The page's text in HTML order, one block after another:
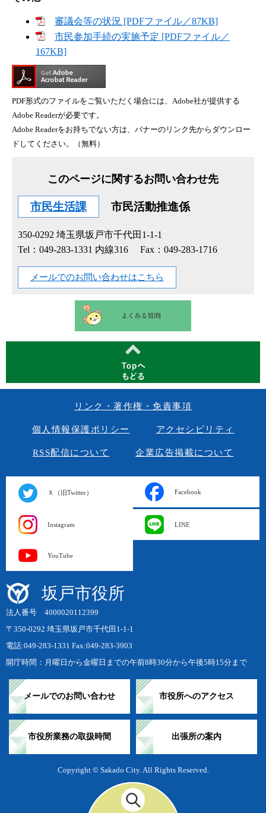
審議会等の状況 [PDFファイル／87KB]
市民参加手続の実施予定 [PDFファイル／
167KB]
PDF形式のファイルをご覧いただく場合には、Adobe社が提供する
Adobe Readerが必要です。
Adobe Readerをお持ちでない方は、バナーのリンク先からダウンロー
ドしてください。（無料）
このページに関するお問い合わせ先
市民生活課 市民活動推進係
350-0292 埼玉県坂戸市千代田1-1-1
Tel：049-283-1331 内線316
Fax：049-283-1716
メールでのお問い合わせはこちら
リンク・著作権・免責事項
個人情報保護ポリシー アクセシビリティ
RSS配信について 企業広告掲載について
Ｘ（旧Twitter） Facebook
Instagram LINE
YouTube
坂戸市役所
法人番号 4000020112399
〒350-0292 埼玉県坂戸市千代田1-1-1
電話:049-283-1331 Fax:049-283-3903
開庁時間：月曜日から金曜日までの午前8時30分から午後5時15分まで
メールでのお問い合わせ 市役所へのアクセス
市役所業務の取扱時間 出張所の案内
Copyright © Sakado City. All Rights Reserved.